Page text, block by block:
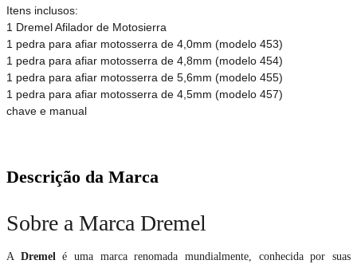
Itens inclusos:
1 Dremel Afilador de Motosierra
1 pedra para afiar motosserra de 4,0mm (modelo 453)
1 pedra para afiar motosserra de 4,8mm (modelo 454)
1 pedra para afiar motosserra de 5,6mm (modelo 455)
1 pedra para afiar motosserra de 4,5mm (modelo 457)
chave e manual
Descrição da Marca
Sobre a Marca Dremel
A Dremel é uma marca renomada mundialmente, conhecida por suas